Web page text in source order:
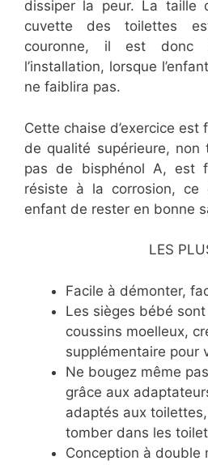
dissiper la peur. La taille
cuvette des toilettes
couronne, il est donc
l’installation, lorsque
ne faiblira pas.
Cette chaise d’exercice est
de qualité supérieure, non
pas de bisphénol A, est
résiste à la corrosion, ce
enfant de rester en bonne
LES
​Facile à démonter,
​Les sièges bébé
coussins moelleux,
supplémentaire pour
​Ne bougez même
grâce aux
adaptés aux
tomber dans les
​Conception à double